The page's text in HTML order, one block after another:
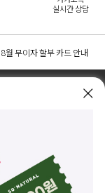
실시간 상담
] 8월 PAYCO 혜택 안내
월 무이자 할부 카드 안내
호
간 12:30~13:30)